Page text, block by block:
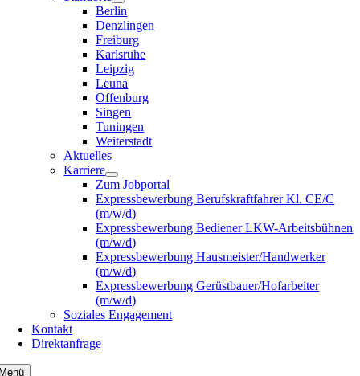
Berlin
Denzlingen
Freiburg
Karlsruhe
Leipzig
Leuna
Offenburg
Singen
Tuningen
Weiterstadt
Aktuelles
Karriere
Zum Jobportal
Expressbewerbung Berufskraftfahrer Kl. CE/C
(m/w/d)
Expressbewerbung Bediener LKW-Arbeitsbühnen
(m/w/d)
Expressbewerbung Hausmeister/Handwerker
(m/w/d)
Expressbewerbung Gerüstbauer/Hofarbeiter
(m/w/d)
Soziales Engagement
Kontakt
Direktanfrage